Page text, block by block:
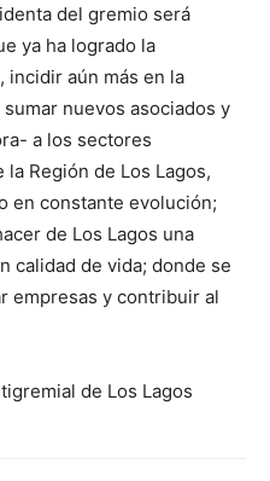
del gremio será
ya ha logrado la
incidir aún más en la
nuevos asociados y
a los sectores
Región de Los Lagos,
en constante evolución;
de Los Lagos una
calidad de vida; donde se
empresas y contribuir al
de Los Lagos